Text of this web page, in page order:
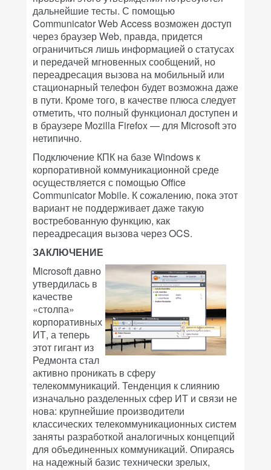
дальнейшие тесты. С помощью
Communicator Web Access возможен доступ
через браузер Web, правда, придется
ограничиться лишь информацией о статусах
и передачей мгновенных сообщений, но
переадресация вызова на мобильный или
стационарный телефон будет возможна даже
в пути. Кроме того, в качестве плюса следует
отметить, что полный функционал доступен и
в браузере Mozilla Firefox — для Microsoft это
нетипично.
Подключение КПК на базе Windows к
корпоративной коммуникационной среде
осуществляется с помощью Office
Communicator Mobile. К сожалению, пока этот
вариант не поддерживает даже такую
востребованную функцию, как
переадресация вызова через OCS.
ЗАКЛЮЧЕНИЕ
Microsoft давно
утвердилась в
качестве
«столпа»
корпоративных
ИТ, а теперь
этот гигант из
Редмонта стал
активно проникать в сферу
телекоммуникаций. Тенденция к слиянию
изначально разделенных сфер ИТ и связи не
нова: крупнейшие производители
классических телекоммуникационных систем
заняты разработкой аналогичных концепций
для объединенных коммуникаций. Опираясь
на надежный базис технически зрелых,